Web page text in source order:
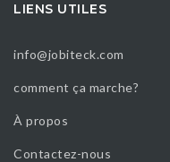
LIENS UTILES
info@jobiteck.com
comment ça marche?
À propos
Contactez-nous